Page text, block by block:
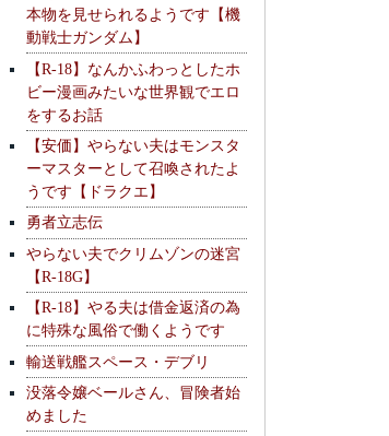
本物を見せられるようです【機
動戦士ガンダム】
【R-18】なんかふわっとしたホ
ビー漫画みたいな世界観でエロ
をするお話
【安価】やらない夫はモンスタ
ーマスターとして召喚されたよ
うです【ドラクエ】
勇者立志伝
やらない夫でクリムゾンの迷宮
【R-18G】
【R-18】やる夫は借金返済の為
に特殊な風俗で働くようです
輸送戦艦スペース・デブリ
没落令嬢ベールさん、冒険者始
めました